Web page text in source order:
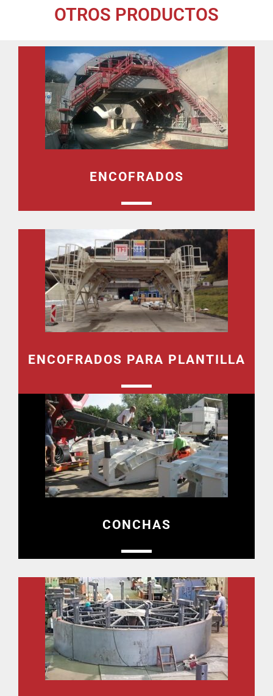
OTROS PRODUCTOS
ENCOFRADOS
ENCOFRADOS PARA PLANTILLA
CONCHAS